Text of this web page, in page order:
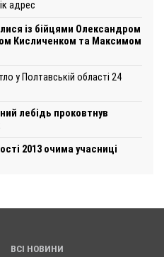
адрес
із бійцями Олександром
Кисличенком та Максимом
у Полтавській області 24
лебідь проковтнув
2013 очима учасниці
ВСІ НОВИНИ